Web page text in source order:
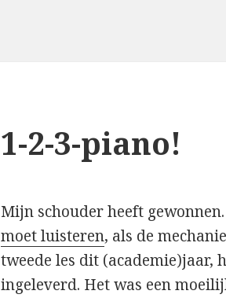
1-2-3-piano!
Mijn schouder heeft
moet luisteren, als de
tweede les dit (academie)jaar,
ingeleverd. Het was een